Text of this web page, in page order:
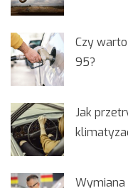
Czy
95?
Jak
Wymiana